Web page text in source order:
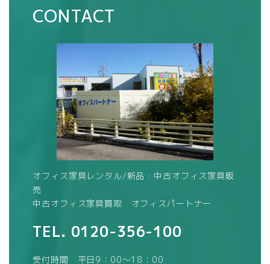
CONTACT
オフィス家具レンタル/新品・中古オフィス家具販
売
中古オフィス家具買取 オフィスパートナー
TEL. 0120-356-100
受付時間 平日9：00～18：00